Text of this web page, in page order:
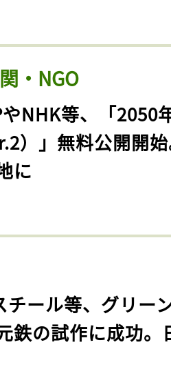
・NGO
やNHK等、「2050
）」無料公開開
に
チール等、グリー
鉄の試作に成功。